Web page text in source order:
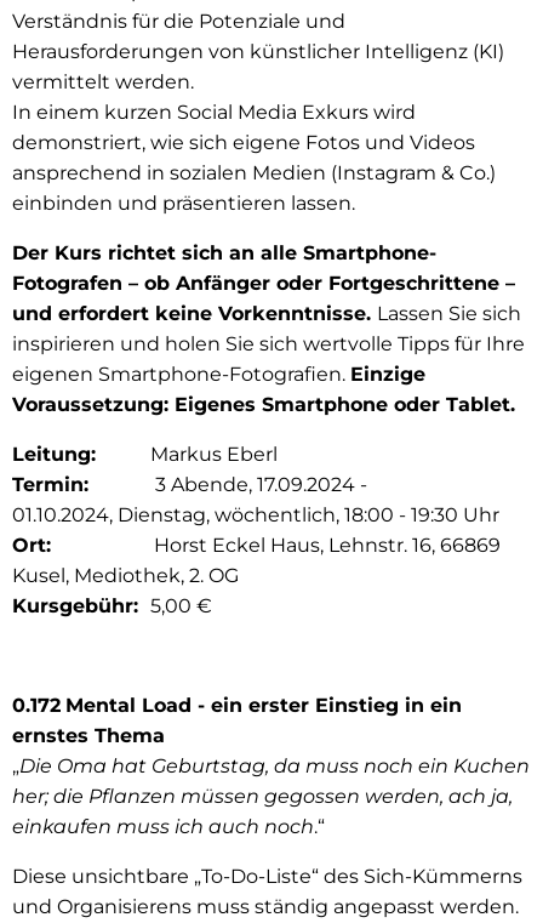
Verständnis für die Potenziale und
Herausforderungen von künstlicher Intelligenz (KI)
vermittelt werden.
In einem kurzen Social Media Exkurs wird
demonstriert, wie sich eigene Fotos und Videos
ansprechend in sozialen Medien (Instagram & Co.)
einbinden und präsentieren lassen.
Der Kurs richtet sich an alle Smartphone-
Fotografen – ob Anfänger oder Fortgeschrittene –
und erfordert keine Vorkenntnisse. Lassen Sie sich
inspirieren und holen Sie sich wertvolle Tipps für Ihre
eigenen Smartphone-Fotografien. Einzige
Voraussetzung: Eigenes Smartphone oder Tablet.
Leitung: Markus Eberl
Termin: 3 Abende, 17.09.2024 -
01.10.2024, Dienstag, wöchentlich, 18:00 - 19:30 Uhr
Ort: Horst Eckel Haus, Lehnstr. 16, 66869
Kusel, Mediothek, 2. OG
Kursgebühr: 5,00 €
0.172 Mental Load - ein erster Einstieg in ein
ernstes Thema
„Die Oma hat Geburtstag, da muss noch ein Kuchen
her; die Pflanzen müssen gegossen werden, ach ja,
einkaufen muss ich auch noch.“
Diese unsichtbare „To-Do-Liste“ des Sich-Kümmerns
und Organisierens muss ständig angepasst werden.